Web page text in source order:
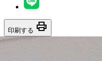
印刷する print